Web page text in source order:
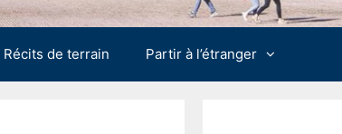
Récits de terrain Partir à l’étranger